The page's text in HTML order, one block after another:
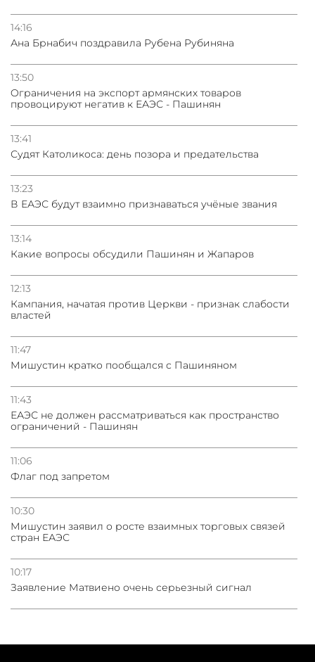
14:16
Ана Брнабич поздравила Рубена Рубиняна
13:50
Oграничения на экспорт армянских товаров
провоцируют негатив к ЕАЭС - Пашинян
13:41
Судят Католикоса: день позора и предательства
13:23
В ЕАЭС будут взаимно признаваться учёные звания
13:14
Какие вопросы обсудили Пашинян и Жапаров
12:13
Кампания, начатая против Церкви - признак слабости
властей
11:47
Мишустин кратко пообщался с Пашиняном
11:43
ЕАЭС не должен рассматриваться как пространство
ограничений - Пашинян
11:06
Флаг под запретом
10:30
Мишустин заявил о росте взаимных торговых связей
стран ЕАЭС
10:17
Заявление Матвиено очень серьезный сигнал